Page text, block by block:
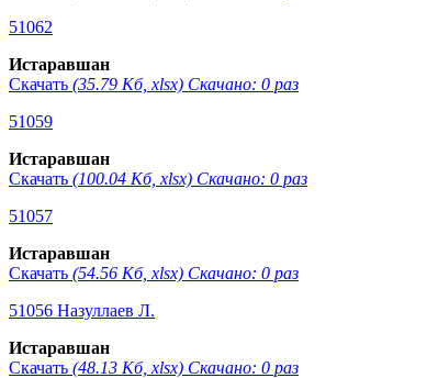
51062
Истаравшан
Скачать (35.79 Кб, xlsx) Скачано: 0 раз
51059
Истаравшан
Скачать (100.04 Кб, xlsx) Скачано: 0 раз
51057
Истаравшан
Скачать (54.56 Кб, xlsx) Скачано: 0 раз
51056 Назуллаев Л.
Истаравшан
Скачать (48.13 Кб, xlsx) Скачано: 0 раз